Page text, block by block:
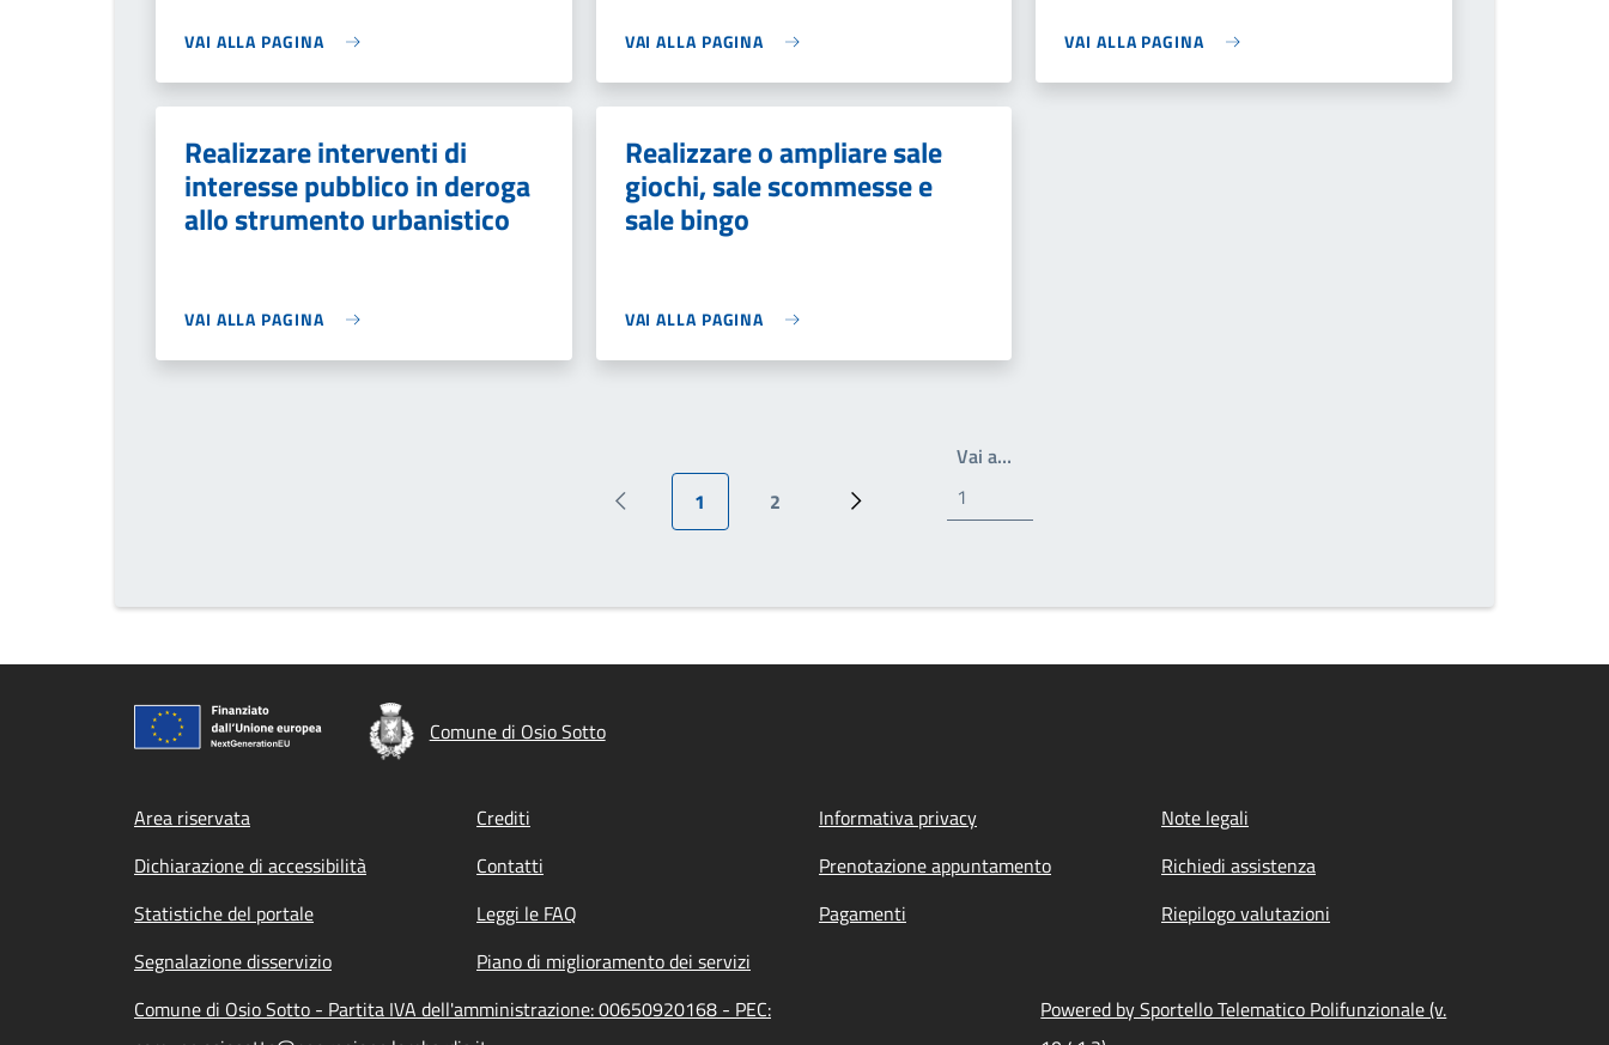
VAI ALLA PAGINA VAI ALLA PAGINA VAI ALLA PAGINA
Realizzare interventi di
interesse pubblico in deroga
allo strumento urbanistico
VAI ALLA PAGINA
Realizzare o ampliare sale
giochi, sale scommesse e
sale bingo
VAI ALLA PAGINA
Pagina precedente
Pagina attuale
1
Pagina
2
Prossima pagina
Vai a…Write the page number you want to go to
Comune di Osio Sotto
Footer menu
Area riservata Crediti Informativa privacy
Note legali
Dichiarazione di accessibilità
Contatti Prenotazione appuntamento
Richiedi assistenza
Statistiche del portale
Leggi le FAQ Pagamenti
Riepilogo valutazioni
Segnalazione disservizio
Piano di miglioramento dei servizi
Comune di Osio Sotto - Partita IVA dell'amministrazione: 00650920168 - PEC:
Powered by Sportello Telematico Polifunzionale (v.